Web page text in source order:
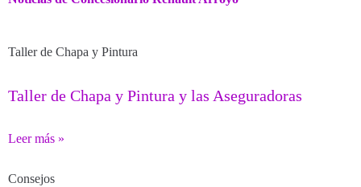
Taller de Chapa y Pintura
Taller de Chapa y Pintura y las Aseguradoras
Leer más »
Consejos